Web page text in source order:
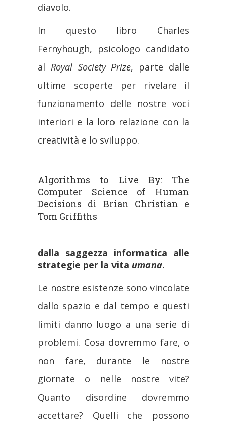
diavolo.
In questo libro Charles
Fernyhough, psicologo candidato
al Royal Society Prize, parte dalle
ultime scoperte per rivelare il
funzionamento delle nostre voci
interiori e la loro relazione con la
creatività e lo sviluppo.
Algorithms to Live By: The
Computer Science of Human
Decisions di Brian Christian e
Tom Griffiths
dalla saggezza informatica alle
strategie per la vita umana.
Le nostre esistenze sono vincolate
dallo spazio e dal tempo e questi
limiti danno luogo a una serie di
problemi. Cosa dovremmo fare, o
non fare, durante le nostre
giornate o nelle nostre vite?
Quanto disordine dovremmo
accettare? Quelli che possono